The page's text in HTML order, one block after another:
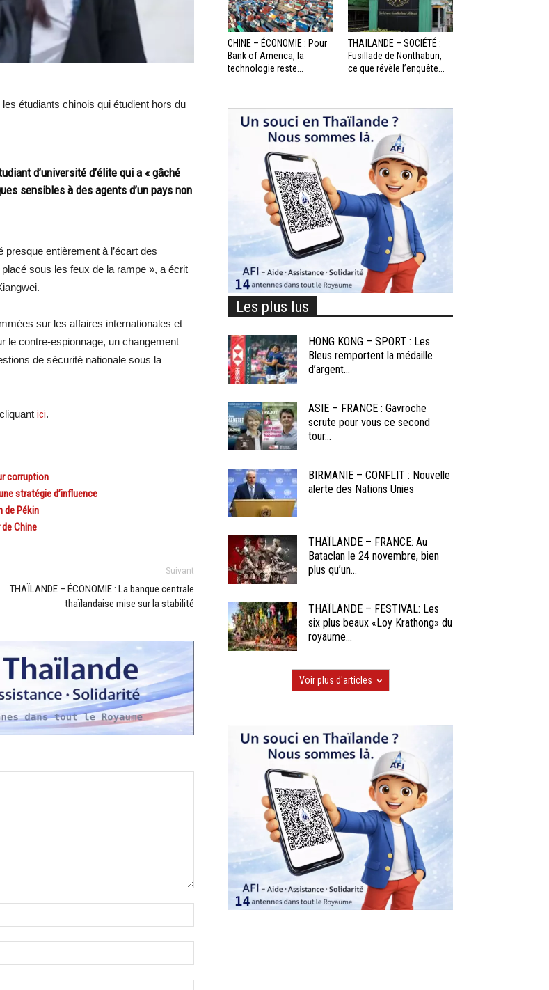
étudiants chinois qui étudient hors du
d’université d’élite qui a « gâché
sensibles à des agents d’un pays non
entièrement à l’écart des
sous les feux de la rampe », a écrit
sur les affaires internationales et
le contre-espionnage, un changement
de sécurité nationale sous la
ici.
corruption
stratégie d’influence
de Pékin
Chine
Suivant
THAÏLANDE – ÉCONOMIE : La banque centrale
thaïlandaise mise sur la stabilité
CHINE – ÉCONOMIE : Pour
Bank of America, la
technologie reste...
THAÏLANDE – SOCIÉTÉ :
Fusillade de Nonthaburi,
ce que révèle l’enquête...
Les plus lus
HONG KONG – SPORT : Les
Bleus remportent la médaille
d’argent...
ASIE – FRANCE : Gavroche
scrute pour vous ce second
tour...
BIRMANIE – CONFLIT : Nouvelle
alerte des Nations Unies
THAÏLANDE – FRANCE: Au
Bataclan le 24 novembre, bien
plus qu’un...
THAÏLANDE – FESTIVAL: Les
six plus beaux «Loy Krathong» du
royaume...
Voir plus d'articles